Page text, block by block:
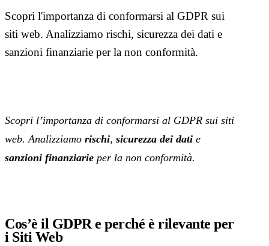
Scopri l'importanza di conformarsi al GDPR sui
siti web. Analizziamo rischi, sicurezza dei dati e
sanzioni finanziarie per la non conformità.
Scopri l’importanza di conformarsi al GDPR sui siti
web. Analizziamo rischi, sicurezza dei dati e
sanzioni finanziarie per la non conformità.
Cos’è il GDPR e perché è rilevante per
i Siti Web